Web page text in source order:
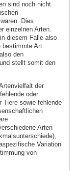
sind noch nicht
Dies
einzelnen Arten.
diesem Falle also
bestimmte Art
den
stellt somit den
der
oder
Tiere sowie fehlende
Arten
Variation
von